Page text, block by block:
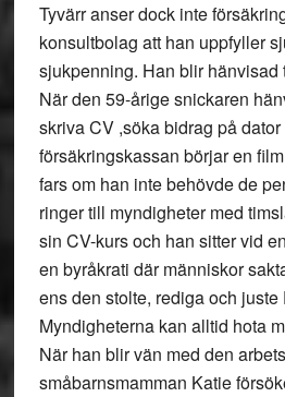
Tyvärr anser dock inte
konsultbolag att han uppfyller
sjukpenning. Han blir
När den 59-årige snickaren
skriva CV ,söka bidrag på
försäkringskassan börjar en
fars om han inte behövde de
ringer till myndigheter med
sin CV-kurs och han sitter vid
en byråkrati där människor
ens den stolte, rediga och
Myndigheterna kan alltid hota
När han blir vän med den
småbarnsmamman Katie